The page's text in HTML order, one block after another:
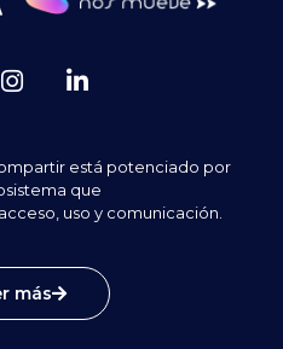
está potenciado por
que
uso y comunicación.
más